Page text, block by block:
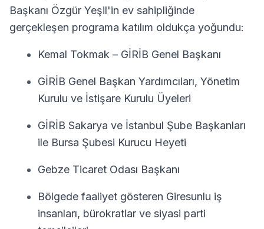
Başkanı Özgür Yeşil'in ev sahipliğinde
gerçekleşen programa katılım oldukça yoğundu:
Kemal Tokmak – GİRİB Genel Başkanı
GİRİB Genel Başkan Yardımcıları, Yönetim
Kurulu ve İstişare Kurulu Üyeleri
GİRİB Sakarya ve İstanbul Şube Başkanları
ile Bursa Şubesi Kurucu Heyeti
Gebze Ticaret Odası Başkanı
Bölgede faaliyet gösteren Giresunlu iş
insanları, bürokratlar ve siyasi parti